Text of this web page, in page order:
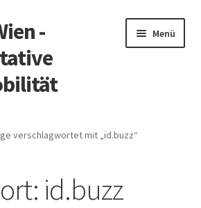
-
Menü
verschlagwortet mit „id.buzz“
id.buzz